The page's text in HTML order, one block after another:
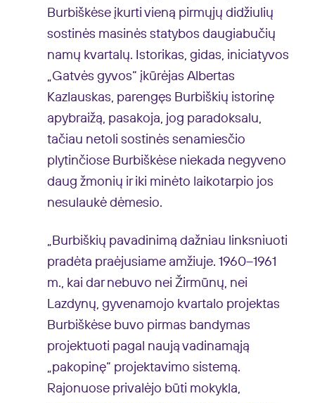
Burbiškėse įkurti vieną pirmųjų didžiulių
sostinės masinės statybos daugiabučių
namų kvartalų. Istorikas, gidas, iniciatyvos
„Gatvės gyvos“ įkūrėjas Albertas
Kazlauskas, parengęs Burbiškių istorinę
apybraižą, pasakoja, jog paradoksalu,
tačiau netoli sostinės senamiesčio
plytinčiose Burbiškėse niekada negyveno
daug žmonių ir iki minėto laikotarpio jos
nesulaukė dėmesio.
„Burbiškių pavadinimą dažniau linksniuoti
pradėta praėjusiame amžiuje. 1960–1961
m., kai dar nebuvo nei Žirmūnų, nei
Lazdynų, gyvenamojo kvartalo projektas
Burbiškėse buvo pirmas bandymas
projektuoti pagal naują vadinamąją
„pakopinę“ projektavimo sistemą.
Rajonuose privalėjo būti mokykla,